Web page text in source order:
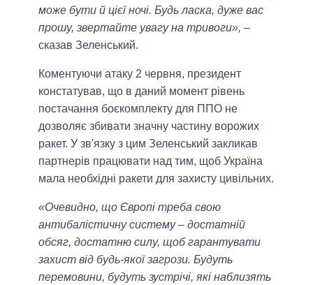
може бути й цієї ночі. Будь ласка, дуже вас
прошу, звертайте увагу на тривоги», –
сказав Зеленський.
Коментуючи атаку 2 червня, президент
констатував, що в даний момент рівень
постачання боєкомплекту для ППО не
дозволяє збивати значну частину ворожих
ракет. У зв'язку з цим Зеленський закликав
партнерів працювати над тим, щоб Україна
мала необхідні ракети для захисту цивільних.
«Очевидно, що Європі треба свою
антибалістичну систему – достатній
обсяг, достатню силу, щоб гарантувати
захист від будь-якої загрози. Будуть
перемовини, будуть зустрічі, які наблизять